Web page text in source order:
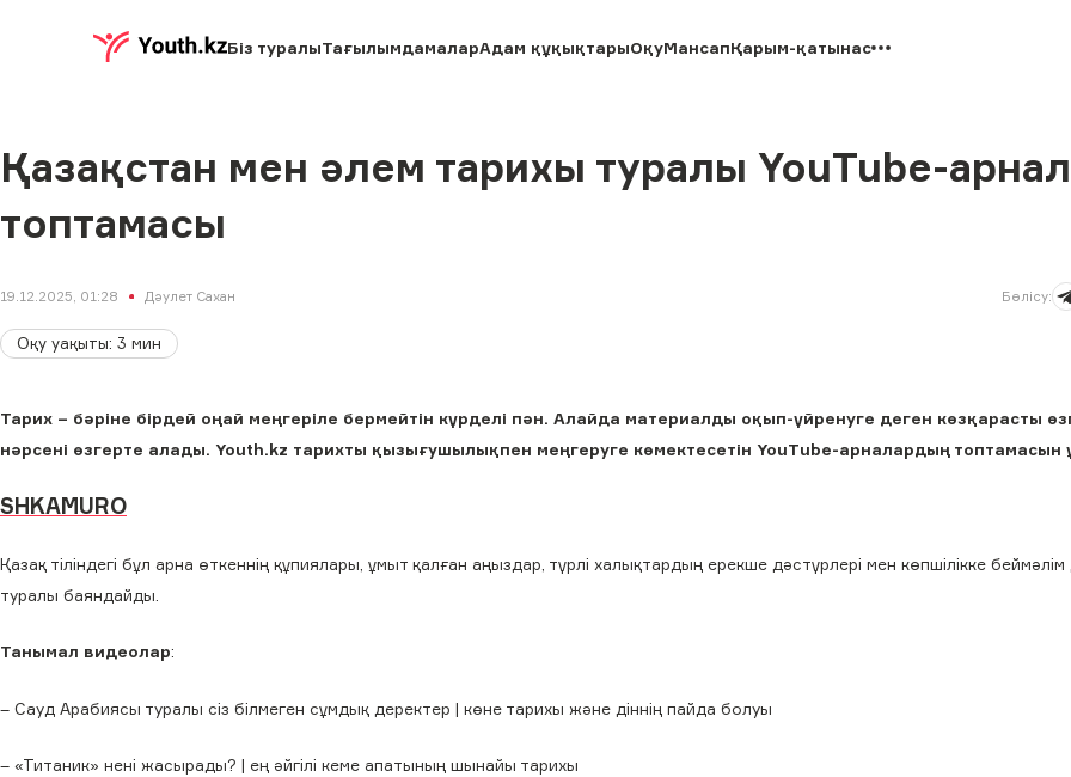
Біз туралыТағылымдамаларАдам құқықтарыОқуМансапҚарым-қатынас
Қазақстан мен әлем тарихы туралы YouTube-
топтамасы
19.12.2025, 01:28 Дәулет Сахан Бөлісу:
Оқу уақыты: 3 мин
Тарих – бәріне бірдей оңай меңгеріле бермейтін күрделі пән. Алайда материалды оқып-үйренуге деген көзқарасты
нәрсені өзгерте алады. Youth.kz тарихты қызығушылықпен меңгеруге көмектесетін YouTube-арналардың топтамасын
SHKAMURO
Қазақ тіліндегі бұл арна өткеннің құпиялары, ұмыт қалған аңыздар, түрлі халықтардың ерекше дәстүрлері мен көпшілікке
туралы баяндайды.
Танымал видеолар:
– Сауд Арабиясы туралы сіз білмеген сұмдық деректер | көне тарихы және діннің пайда болуы
– «Титаник» нені жасырады? | ең әйгілі кеме апатының шынайы тарихы